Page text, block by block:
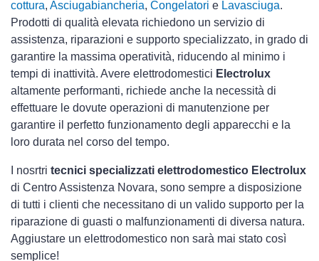
cottura, Asciugabiancheria, Congelatori e Lavasciuga.
Prodotti di qualità elevata richiedono un servizio di
assistenza, riparazioni e supporto specializzato, in grado di
garantire la massima operatività, riducendo al minimo i
tempi di inattività. Avere elettrodomestici Electrolux
altamente performanti, richiede anche la necessità di
effettuare le dovute operazioni di manutenzione per
garantire il perfetto funzionamento degli apparecchi e la
loro durata nel corso del tempo.
I nosrtri tecnici specializzati elettrodomestico Electrolux
di Centro Assistenza Novara, sono sempre a disposizione
di tutti i clienti che necessitano di un valido supporto per la
riparazione di guasti o malfunzionamenti di diversa natura.
Aggiustare un elettrodomestico non sarà mai stato così
semplice!